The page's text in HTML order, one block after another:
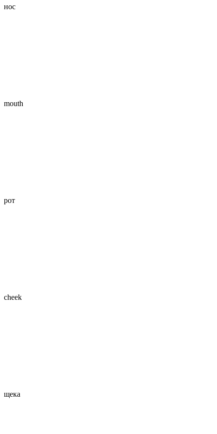
нос
mouth
рот
cheek
щека